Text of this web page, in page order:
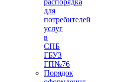
распорядка
для
потребителей
услуг
в
СПБ
ГБУЗ
ГП№76
Порядок